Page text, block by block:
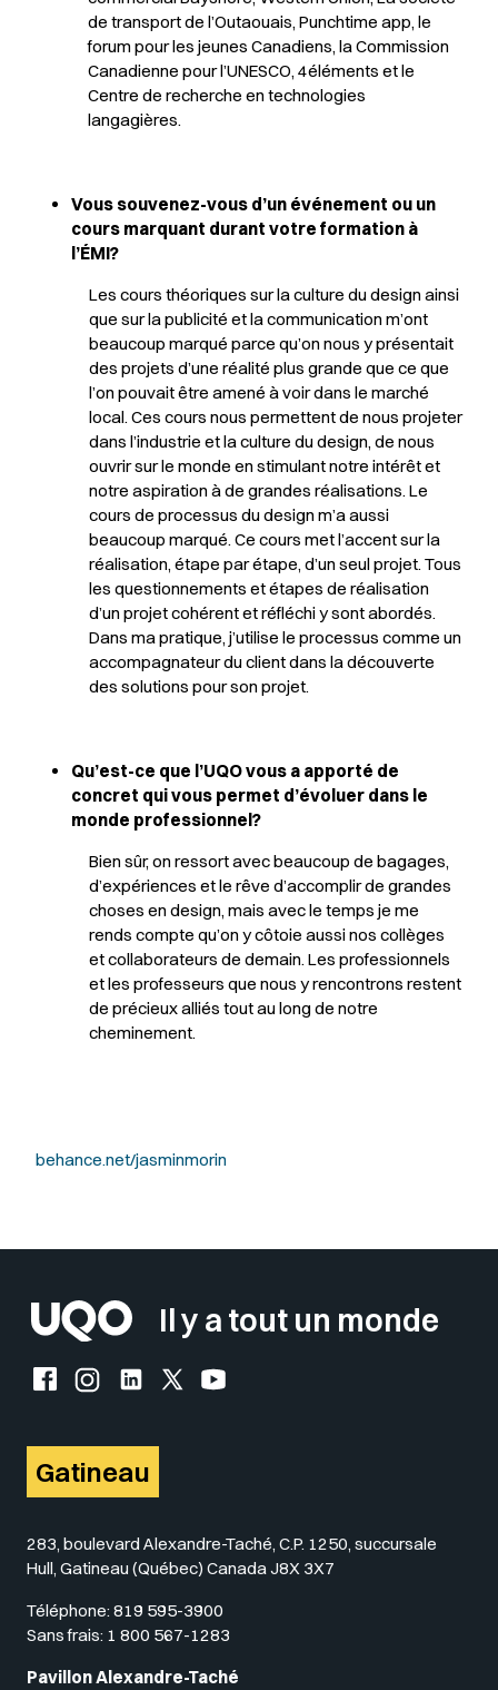
de transport de l’Outaouais, Punchtime app, le
forum pour les jeunes Canadiens, la Commission
Canadienne pour l’UNESCO, 4éléments et le
Centre de recherche en technologies
langagières.
Vous souvenez-vous d’un événement ou un
cours marquant durant votre formation à
l’ÉMI?
Les cours théoriques sur la culture du design ainsi
que sur la publicité et la communication m’ont
beaucoup marqué parce qu’on nous y présentait
des projets d’une réalité plus grande que ce que
l’on pouvait être amené à voir dans le marché
local. Ces cours nous permettent de nous projeter
dans l’industrie et la culture du design, de nous
ouvrir sur le monde en stimulant notre intérêt et
notre aspiration à de grandes réalisations. Le
cours de processus du design m’a aussi
beaucoup marqué. Ce cours met l’accent sur la
réalisation, étape par étape, d’un seul projet. Tous
les questionnements et étapes de réalisation
d’un projet cohérent et réfléchi y sont abordés.
Dans ma pratique, j’utilise le processus comme un
accompagnateur du client dans la découverte
des solutions pour son projet.
Qu’est-ce que l’UQO vous a apporté de
concret qui vous permet d’évoluer dans le
monde professionnel?
Bien sûr, on ressort avec beaucoup de bagages,
d’expériences et le rêve d’accomplir de grandes
choses en design, mais avec le temps je me
rends compte qu’on y côtoie aussi nos collèges
et collaborateurs de demain. Les professionnels
et les professeurs que nous y rencontrons restent
de précieux alliés tout au long de notre
cheminement.
behance.net/jasminmorin
Il y a tout un monde
Facebook de l'UQO
Instagram de l'UQO
LinkedIn de l'UQO
X (Twitter) de l'UQO
YouTube de l'UQO
Gatineau
283, boulevard Alexandre-Taché, C.P. 1250, succursale
Hull, Gatineau (Québec) Canada J8X 3X7
Téléphone: 819 595-3900
Sans frais: 1 800 567-1283
Pavillon Alexandre-Taché